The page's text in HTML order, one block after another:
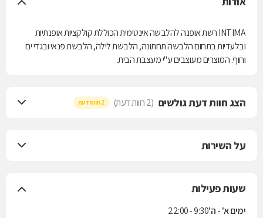
INTIMA רשת אופנה להלבשה אינטימית הכוללת קולקציות אופנתיות
ובלעדיות בתחום הלבשה תחתונה, הלבשת לילה, הלבשת פנאי ובגדי ים
וחוף. המוצרים מעוצבים ע"י מעצבת הבית.
הצג חוות דעת גולשים (2 חוות דעת) 2 חוות דעת
על השירות
שעות פעילות
ימים א' - ה'9:30 - 22:00